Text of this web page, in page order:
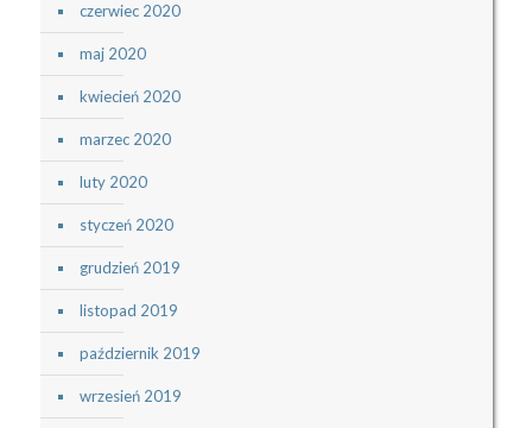
czerwiec 2020
maj 2020
kwiecień 2020
marzec 2020
luty 2020
styczeń 2020
grudzień 2019
listopad 2019
październik 2019
wrzesień 2019